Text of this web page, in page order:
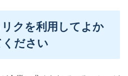
クを利用してよか
ださい